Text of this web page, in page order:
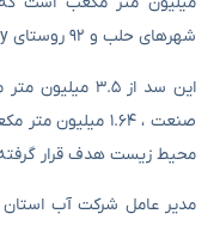
شهرهای حلب و ۹۲ روستای Ijrood City است.
محیط زیست هدف قرار
مدیر عامل شرکت آب استان